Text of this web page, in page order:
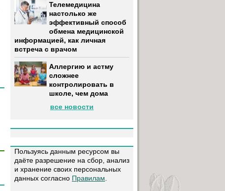
Телемедицина
настолько же
эффективный способ
обмена медицинской
информацией, как личная
встреча с врачом
Аллергию и астму
сложнее
контролировать в
школе, чем дома
все новости
Пользуясь данным ресурсом вы
даёте разрешение на сбор, анализ
и хранение своих персональных
данных согласно Правилам